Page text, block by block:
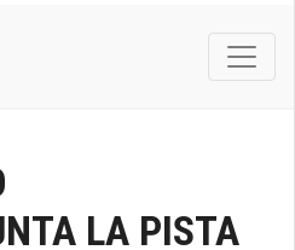
LA PISTA